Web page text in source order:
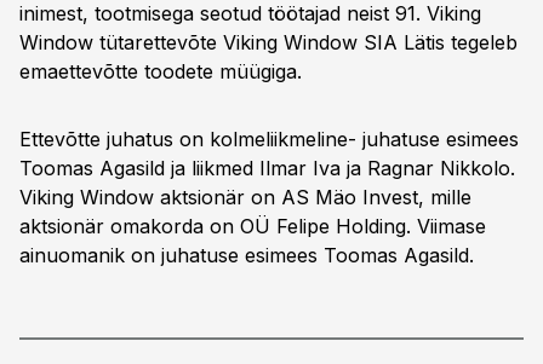
inimest, tootmisega seotud töötajad neist 91. Viking
Window tütarettevõte Viking Window SIA Lätis tegeleb
emaettevõtte toodete müügiga.
Ettevõtte juhatus on kolmeliikmeline- juhatuse esimees
Toomas Agasild ja liikmed Ilmar Iva ja Ragnar Nikkolo.
Viking Window aktsionär on AS Mäo Invest, mille
aktsionär omakorda on OÜ Felipe Holding. Viimase
ainuomanik on juhatuse esimees Toomas Agasild.